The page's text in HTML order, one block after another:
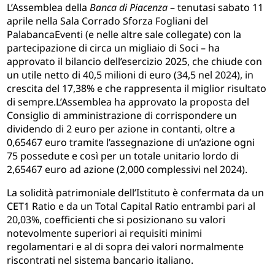
L’Assemblea dellaBanca di Piacenza– tenutasi sabato 11
aprile nella Sala Corrado Sforza Fogliani del
PalabancaEventi (e nelle altre sale collegate) con la
partecipazione di circa un migliaio di Soci – ha
approvato il bilancio dell’esercizio 2025, che chiude con
un utile netto di 40,5 milioni di euro (34,5 nel 2024), in
crescita del 17,38% e che rappresenta il miglior risultato
di sempre.L’Assemblea ha approvato la proposta del
Consiglio di amministrazione di corrispondere un
dividendo di 2 euro per azione in contanti, oltre a
0,65467 euro tramite l’assegnazione di un’azione ogni
75 possedute e così per un totale unitario lordo di
2,65467 euro ad azione (2,000 complessivi nel 2024).
La solidità patrimoniale dell’Istituto è confermata da un
CET1 Ratio e da un Total Capital Ratio entrambi pari al
20,03%, coefficienti che si posizionano su valori
notevolmente superiori ai requisiti minimi
regolamentari e al di sopra dei valori normalmente
riscontrati nel sistema bancario italiano.